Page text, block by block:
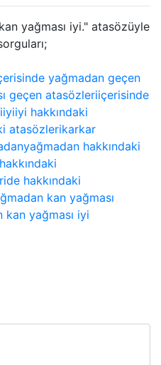
yağması iyi." atasözüyle
yağmadan geçen
geçen atasözleriiçerisinde
iyiiyi hakkındaki
atasözlerikarkar
yağmadan hakkındaki
hakkındaki
kan yağması
yağması iyi